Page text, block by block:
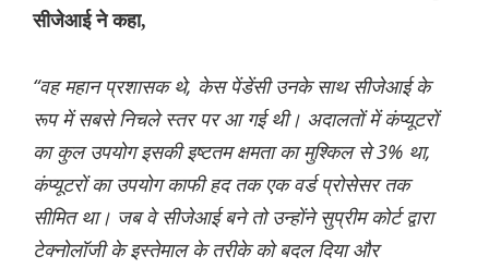
सीजेआई ने कहा,
“वह महान प्रशासक थे, केस पेंडेंसी उनके साथ सीजेआई के
रूप में सबसे निचले स्तर पर आ गई थी। अदालतों में कंप्यूटरों
का कुल उपयोग इसकी इष्टतम क्षमता का मुश्किल से 3% था,
कंप्यूटरों का उपयोग काफी हद तक एक वर्ड प्रोसेसर तक
सीमित था। जब वे सीजेआई बने तो उन्होंने सुप्रीम कोर्ट द्वारा
टेक्नोलॉजी के इस्तेमाल के तरीके को बदल दिया और